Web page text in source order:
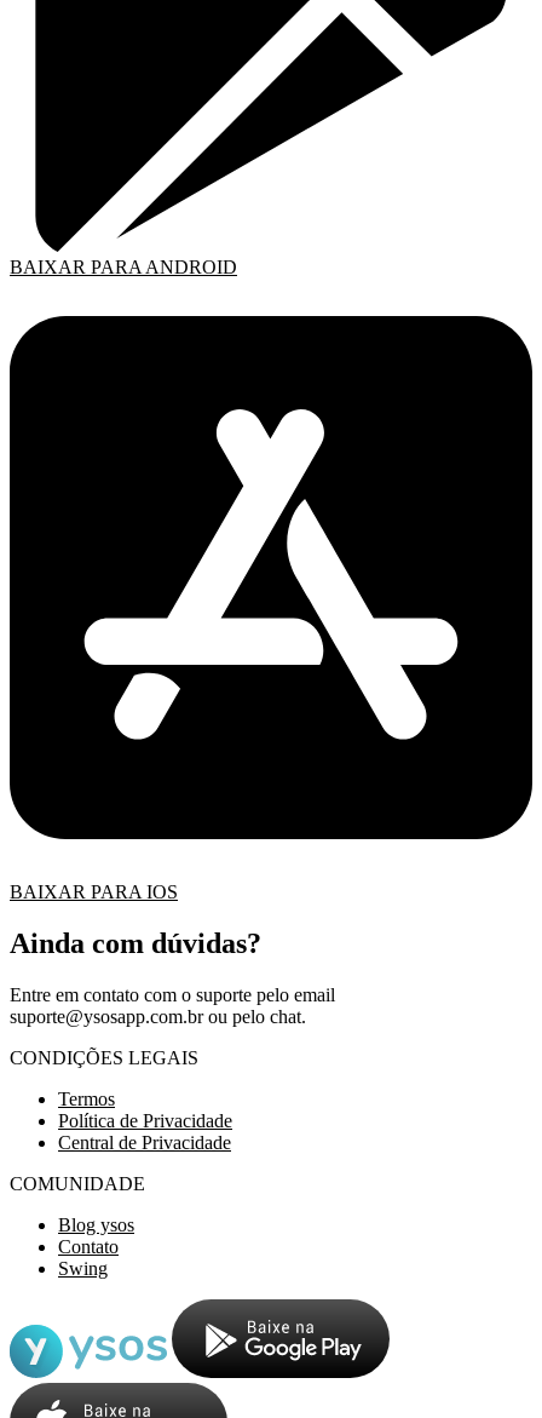
BAIXAR PARA ANDROID
BAIXAR PARA IOS
Ainda com dúvidas?
Entre em contato com o suporte pelo email
suporte@ysosapp.com.brou pelo chat.
CONDIÇÕES LEGAIS
Termos
Política de Privacidade
Central de Privacidade
COMUNIDADE
Blog ysos
Contato
Swing